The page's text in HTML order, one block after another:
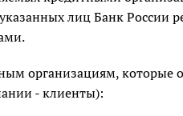
лиц Банк России
организациям, которые
- клиенты):